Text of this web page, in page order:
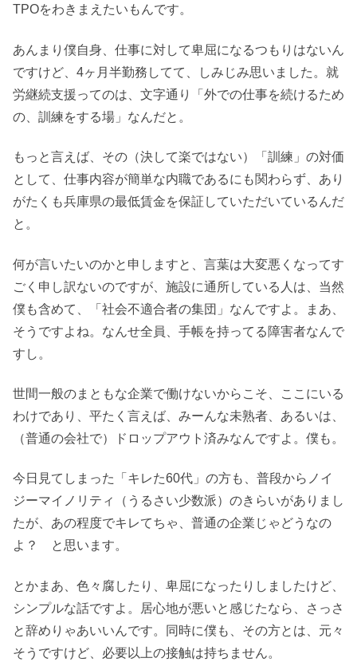
TPOをわきまえたいもんです。
あんまり僕自身、仕事に対して卑屈になるつもりはないん
ですけど、4ヶ月半勤務してて、しみじみ思いました。就
労継続支援ってのは、文字通り「外での仕事を続けるため
の、訓練をする場」なんだと。
もっと言えば、その（決して楽ではない）「訓練」の対価
として、仕事内容が簡単な内職であるにも関わらず、あり
がたくも兵庫県の最低賃金を保証していただいているんだ
と。
何が言いたいのかと申しますと、言葉は大変悪くなってす
ごく申し訳ないのですが、施設に通所している人は、当然
僕も含めて、「社会不適合者の集団」なんですよ。まあ、
そうですよね。なんせ全員、手帳を持ってる障害者なんで
すし。
世間一般のまともな企業で働けないからこそ、ここにいる
わけであり、平たく言えば、みーんな未熟者、あるいは、
（普通の会社で）ドロップアウト済みなんですよ。僕も。
今日見てしまった「キレた60代」の方も、普段からノイ
ジーマイノリティ（うるさい少数派）のきらいがありまし
たが、あの程度でキレてちゃ、普通の企業じゃどうなの
よ？ と思います。
とかまあ、色々腐したり、卑屈になったりしましたけど、
シンプルな話ですよ。居心地が悪いと感じたなら、さっさ
と辞めりゃあいいんです。同時に僕も、その方とは、元々
そうですけど、必要以上の接触は持ちません。